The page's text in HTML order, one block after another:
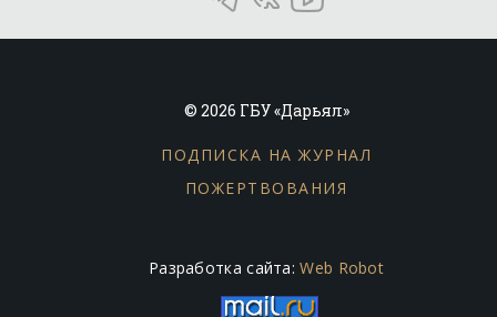
© 2026 ГБУ «Дарьял»
ПОДПИСКА НА ЖУРНАЛ
ПОЖЕРТВОВАНИЯ
Разработка сайта:Web Robot